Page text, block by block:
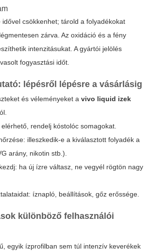
csökkenhet; tárold a folyadékokat
zárva. Az oxidáció és a fény
intenzitásukat. A gyártói jelölés
fogyasztási időt.
lépésről lépésre a vásárlásig
és véleményeket a vivo liquid izek
rendelj kóstolóc somagokat.
illeszkedik-e a kiválasztott folyadék a
arány, nikotin stb.).
ha új ízre váltasz, ne vegyél rögtön nagy
íznapló, beállítások, gőz erőssége.
különböző felhasználói
egyik ízprofilban sem túl intenzív keverékek